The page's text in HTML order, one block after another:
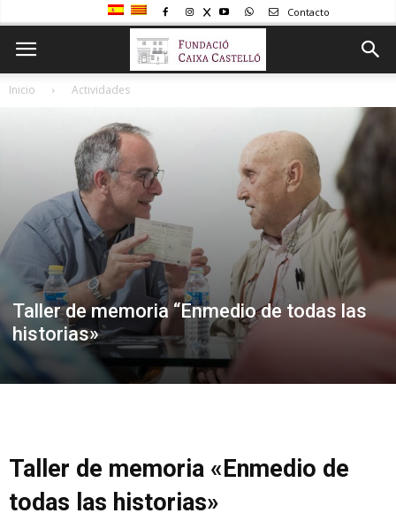
Contacto
Inicio Actividades
Taller de memoria “Enmedio de todas las
historias»
Taller de memoria «Enmedio de
todas las historias»